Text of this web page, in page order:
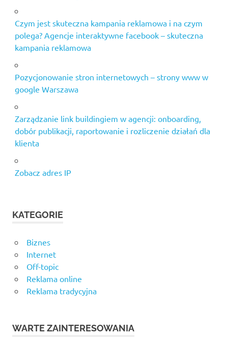
Czym jest skuteczna kampania reklamowa i na czym
polega? Agencje interaktywne facebook – skuteczna
kampania reklamowa
Pozycjonowanie stron internetowych – strony www w
google Warszawa
Zarządzanie link buildingiem w agencji: onboarding,
dobór publikacji, raportowanie i rozliczenie działań dla
klienta
Zobacz adres IP
KATEGORIE
Biznes
Internet
Off-topic
Reklama online
Reklama tradycyjna
WARTE ZAINTERESOWANIA